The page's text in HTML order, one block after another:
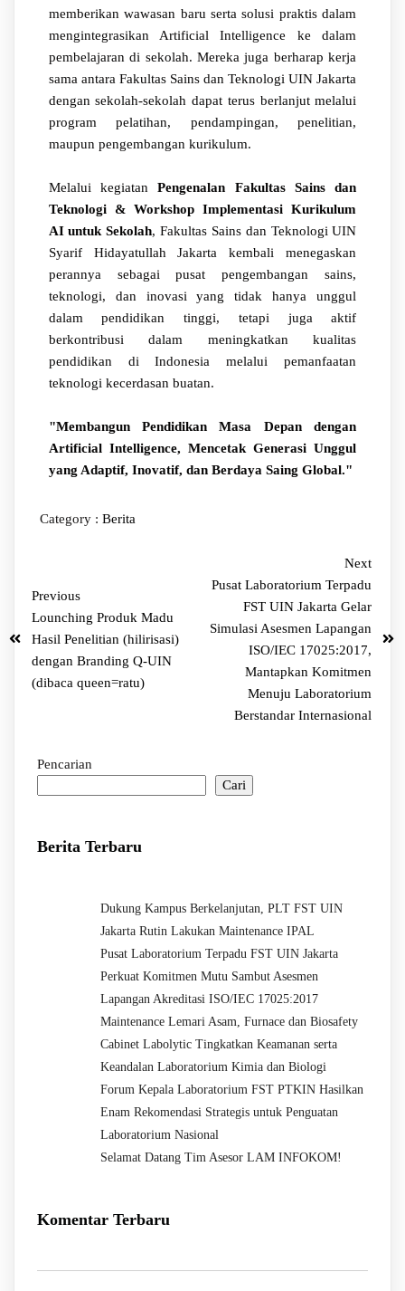
memberikan wawasan baru serta solusi praktis dalam
mengintegrasikan Artificial Intelligence ke dalam
pembelajaran di sekolah. Mereka juga berharap kerja
sama antara Fakultas Sains dan Teknologi UIN Jakarta
dengan sekolah-sekolah dapat terus berlanjut melalui
program pelatihan, pendampingan, penelitian,
maupun pengembangan kurikulum.
Melalui kegiatanPengenalan Fakultas Sains dan
Teknologi & Workshop Implementasi Kurikulum
AI untuk Sekolah, Fakultas Sains dan Teknologi UIN
Syarif Hidayatullah Jakarta kembali menegaskan
perannya sebagai pusat pengembangan sains,
teknologi, dan inovasi yang tidak hanya unggul
dalam pendidikan tinggi, tetapi juga aktif
berkontribusi dalam meningkatkan kualitas
pendidikan di Indonesia melalui pemanfaatan
teknologi kecerdasan buatan.
"Membangun Pendidikan Masa Depan dengan
Artificial Intelligence, Mencetak Generasi Unggul
yang Adaptif, Inovatif, dan Berdaya Saing Global."
Category : Berita
Previous
Lounching Produk Madu
Hasil Penelitian (hilirisasi)
dengan Branding Q-UIN
(dibaca queen=ratu)
Next
Pusat Laboratorium Terpadu
FST UIN Jakarta Gelar
Simulasi Asesmen Lapangan
ISO/IEC 17025:2017,
Mantapkan Komitmen
Menuju Laboratorium
Berstandar Internasional
Pencarian
Cari
Berita Terbaru
Dukung Kampus Berkelanjutan, PLT FST UIN
Jakarta Rutin Lakukan Maintenance IPAL
Pusat Laboratorium Terpadu FST UIN Jakarta
Perkuat Komitmen Mutu Sambut Asesmen
Lapangan Akreditasi ISO/IEC 17025:2017
Maintenance Lemari Asam, Furnace dan Biosafety
Cabinet Labolytic Tingkatkan Keamanan serta
Keandalan Laboratorium Kimia dan Biologi
Forum Kepala Laboratorium FST PTKIN Hasilkan
Enam Rekomendasi Strategis untuk Penguatan
Laboratorium Nasional
Selamat Datang Tim Asesor LAM INFOKOM!
Komentar Terbaru